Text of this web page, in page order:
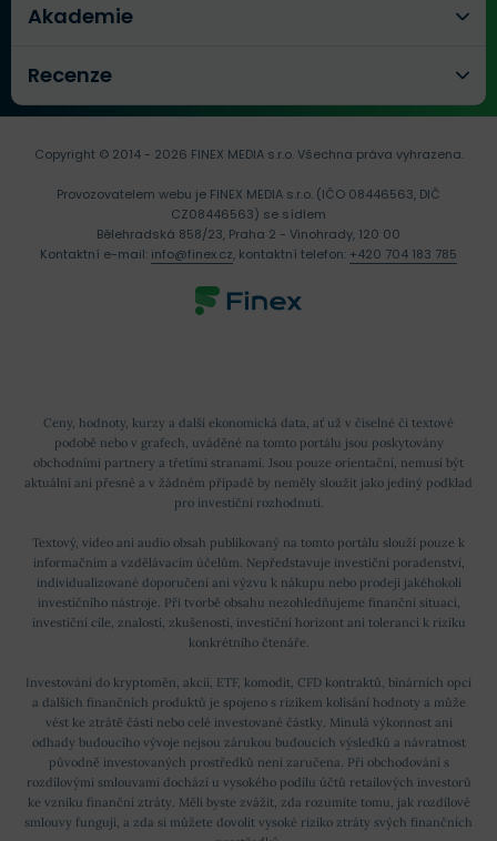
Akademie
Recenze
Ceny, hodnoty, kurzy a další ekonomická data, ať už v číselné či textové
podobě nebo v grafech, uváděné na tomto portálu jsou poskytovány
obchodními partnery a třetími stranami. Jsou pouze orientační, nemusí být
aktuální ani přesné a v žádném případě by neměly sloužit jako jediný podklad
pro investiční rozhodnutí.
Textový, video ani audio obsah publikovaný na tomto portálu slouží pouze k
informačním a vzdělávacím účelům. Nepředstavuje investiční poradenství,
individualizované doporučení ani výzvu k nákupu nebo prodeji jakéhokoli
investičního nástroje. Při tvorbě obsahu nezohledňujeme finanční situaci,
investiční cíle, znalosti, zkušenosti, investiční horizont ani toleranci k riziku
konkrétního čtenáře.
Investování do kryptoměn, akcií, ETF, komodit, CFD kontraktů, binárních opcí
a dalších finančních produktů je spojeno s rizikem kolísání hodnoty a může
vést ke ztrátě části nebo celé investované částky. Minulá výkonnost ani
odhady budoucího vývoje nejsou zárukou budoucích výsledků a návratnost
původně investovaných prostředků není zaručena. Při obchodování s
rozdílovými smlouvami dochází u vysokého podílu účtů retailových investorů
ke vzniku finanční ztráty. Měli byste zvážit, zda rozumíte tomu, jak rozdílové
smlouvy fungují, a zda si můžete dovolit vysoké riziko ztráty svých finančních
Copyright © 2014 - 2026 FINEX MEDIA s.r.o.Všechna práva vyhrazena.
Provozovatelem webu je FINEX MEDIA s.r.o. (IČO 08446563, DIČ
CZ08446563) se sídlem
Bělehradská 858/23, Praha 2 - Vinohrady, 120 00
Kontaktní e-mail: info@finex.cz, kontaktní telefon: +420 704 183 785